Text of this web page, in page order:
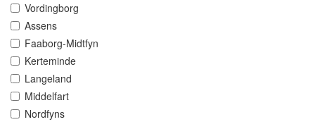
Vordingborg
Assens
Faaborg-Midtfyn
Kerteminde
Langeland
Middelfart
Nordfyns